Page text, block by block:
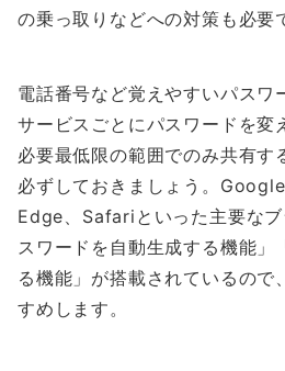
の乗っ取りなどへの対策も必要
電話番号など覚えやすいパスワ
サービスごとにパスワードを変
必要最低限の範囲でのみ共有す
必ずしておきましょう。
Edge、Safariといった主要な
スワードを自動生成する機能」
る機能」が搭載されているので
すめします。